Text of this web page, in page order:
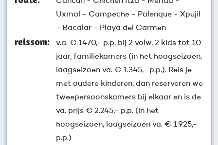
Uxmal - Campeche - Palenque - Xpujil
- Bacalar - Playa del Carmen
reissom: v.a. € 1470,- p.p. bij 2 volw, 2 kids tot 10
jaar, familiekamers (in het hoogseizoen,
laagseizoen va. € 1.345,- p.p.). Reis je
met oudere kinderen, dan reserveren we
tweepersoonskamers bij elkaar en is de
va. prijs € 2.245,- p.p. (in het
hoogseizoen, laagseizoen va. € 1.925,-
p.p.)